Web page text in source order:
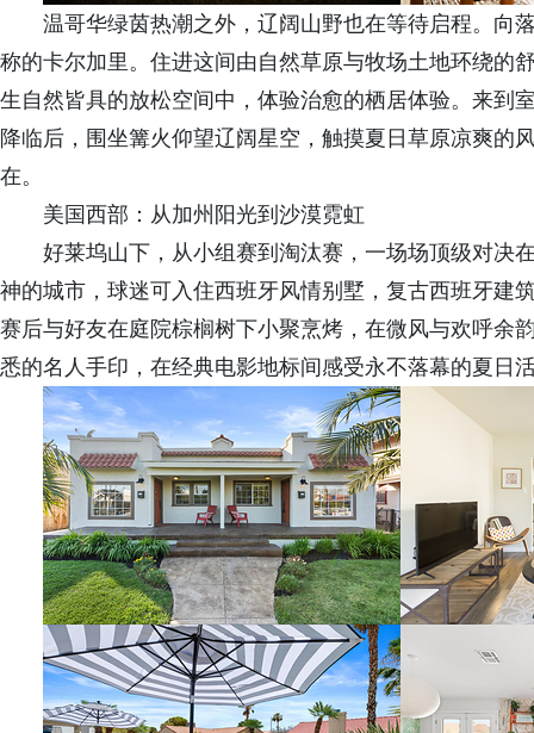
温哥华绿茵热潮之外，辽阔山野也在等待启程。向
称的卡尔加里。住进这间由自然草原与牧场土地环绕的
生自然皆具的放松空间中，体验治愈的栖居体验。来到
降临后，围坐篝火仰望辽阔星空，触摸夏日草原凉爽的
在。
美国西部：从加州阳光到沙漠霓虹
好莱坞山下，从小组赛到淘汰赛，一场场顶级对决
神的城市，球迷可入住西班牙风情别墅，复古西班牙建
赛后与好友在庭院棕榈树下小聚烹烤，在微风与欢呼余
悉的名人手印，在经典电影地标间感受永不落幕的夏日